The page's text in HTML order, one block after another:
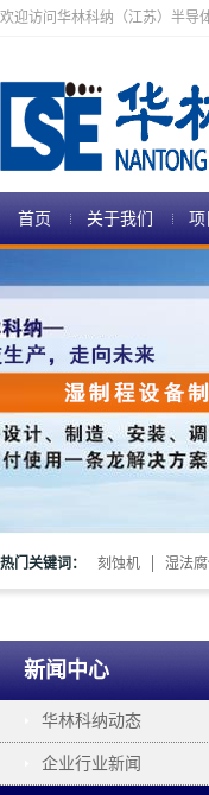
欢迎访问华林科纳（江苏）半导
首页 关于我们 项
热门关键词： 刻蚀机 湿法
新闻中心
华林科纳动态
企业行业新闻